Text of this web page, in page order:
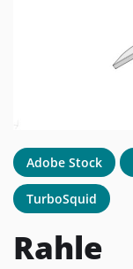
Adobe Stock
TurboSquid
Rahle